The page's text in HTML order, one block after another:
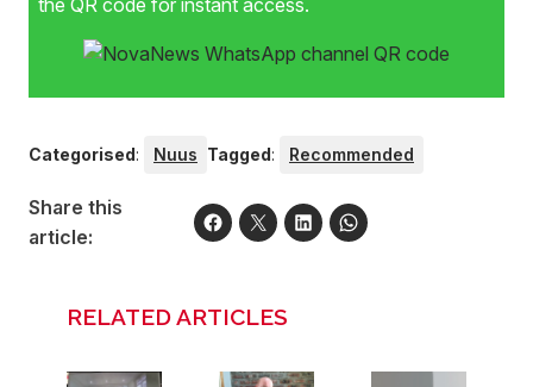
the QR code for instant access.
Categorised: Nuus Tagged: Recommended
Share this
article:
RELATED ARTICLES